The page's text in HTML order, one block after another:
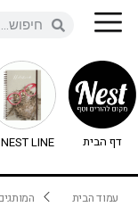
דף הבית NEST LINE
עמוד הבית